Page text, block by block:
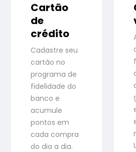
Cartão
de
crédito
Cadastre seu
cartão no
programa de
fidelidade do
banco e
acumule
pontos em
cada compra
do dia a dia.